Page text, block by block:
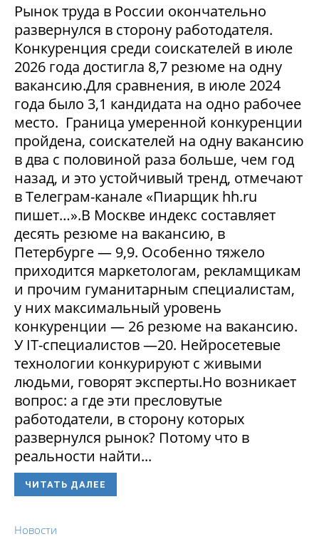
Рынок труда в России окончательно
развернулся в сторону работодателя.
Конкуренция среди соискателей в июле
2026 года достигла 8,7 резюме на одну
вакансию.Для сравнения, в июле 2024
года было 3,1 кандидата на одно рабочее
место. Граница умеренной конкуренции
пройдена, соискателей на одну вакансию
в два с половиной раза больше, чем год
назад, и это устойчивый тренд, отмечают
в Телеграм-канале «Пиарщик hh.ru
пишет…».В Москве индекс составляет
десять резюме на вакансию, в
Петербурге — 9,9. Особенно тяжело
приходится маркетологам, рекламщикам
и прочим гуманитарным специалистам,
у них максимальный уровень
конкуренции — 26 резюме на вакансию.
У IT-специалистов —20. Нейросетевые
технологии конкурируют с живыми
людьми, говорят эксперты.Но возникает
вопрос: а где эти пресловутые
работодатели, в сторону которых
развернулся рынок? Потому что в
реальности найти...
ЧИТАТЬ ДАЛЕЕ
Новости